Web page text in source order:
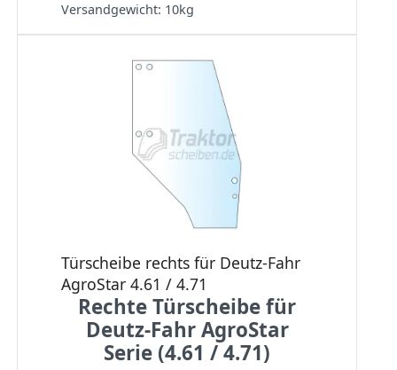
Versandgewicht: 10kg
Türscheibe rechts für Deutz-Fahr
AgroStar 4.61 / 4.71
Rechte Türscheibe für
Deutz-Fahr AgroStar
Serie (4.61 / 4.71)